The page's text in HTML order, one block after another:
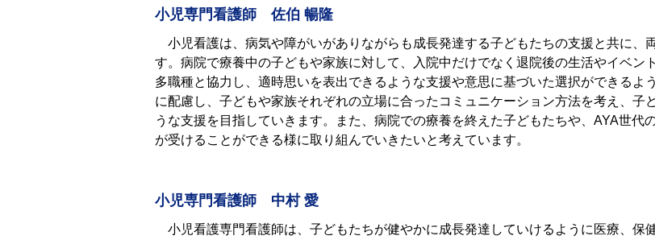
小児専門看護師 佐伯 暢隆
小児看護は、病気や障がいがありながらも成長発達する子どもたちの支援と共に、
す。病院で療養中の子どもや家族に対して、入院中だけでなく退院後の生活やイベン
多職種と協力し、適時思いを表出できるような支援や意思に基づいた選択ができるよ
に配慮し、子どもや家族それぞれの立場に合ったコミュニケーション方法を考え、子
うな支援を目指していきます。また、病院での療養を終えた子どもたちや、 AYA世代
が受けることができる様に取り組んでいきたいと考えています。
⼩児専⾨看護師 中村 愛
⼩児看護専⾨看護師は、⼦どもたちが健やかに成⻑発達していけるように医療、保